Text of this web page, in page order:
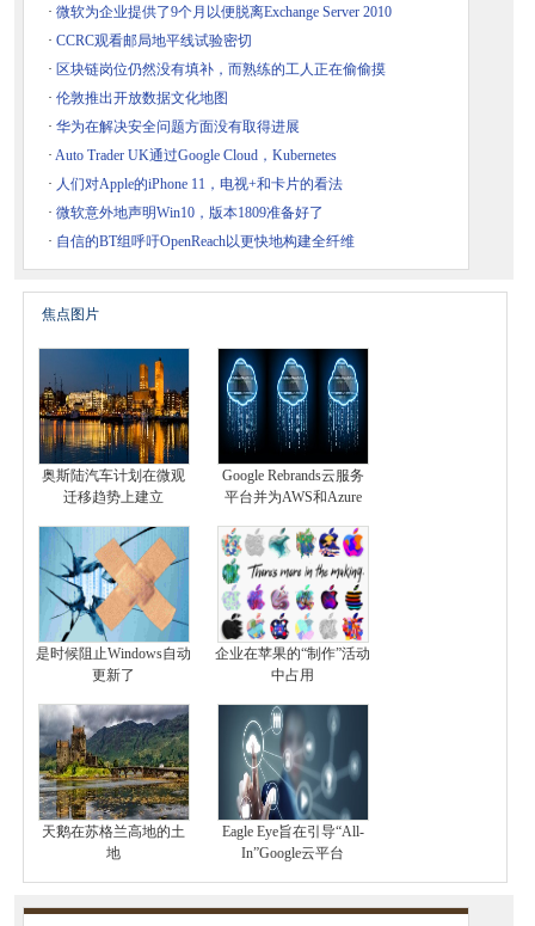
· 微软为企业提供了9个月以便脱离Exchange Server 2010
· CCRC观看邮局地平线试验密切
· 区块链岗位仍然没有填补，而熟练的工人正在偷偷摸
· 伦敦推出开放数据文化地图
· 华为在解决安全问题方面没有取得进展
· Auto Trader UK通过Google Cloud，Kubernetes
· 人们对Apple的iPhone 11，电视+和卡片的看法
· 微软意外地声明Win10，版本1809准备好了
· 自信的BT组呼吁OpenReach以更快地构建全纤维
焦点图片
奥斯陆汽车计划在微观
迁移趋势上建立
Google Rebrands云服务
平台并为AWS和Azure
是时候阻止Windows自动
更新了
企业在苹果的“制作”活动
中占用
天鹅在苏格兰高地的土
地
Eagle Eye旨在引导“All-
In”Google云平台